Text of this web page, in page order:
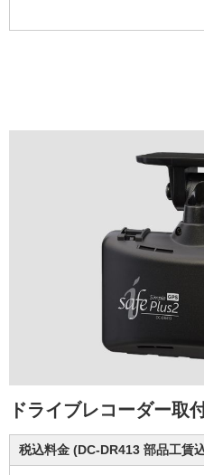
ドライブレコーダー取
税込料金 (DC-DR413 部品工賃